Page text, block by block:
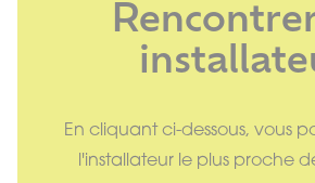
En cliquant ci-dessous, vous
l'installateur le plus proche